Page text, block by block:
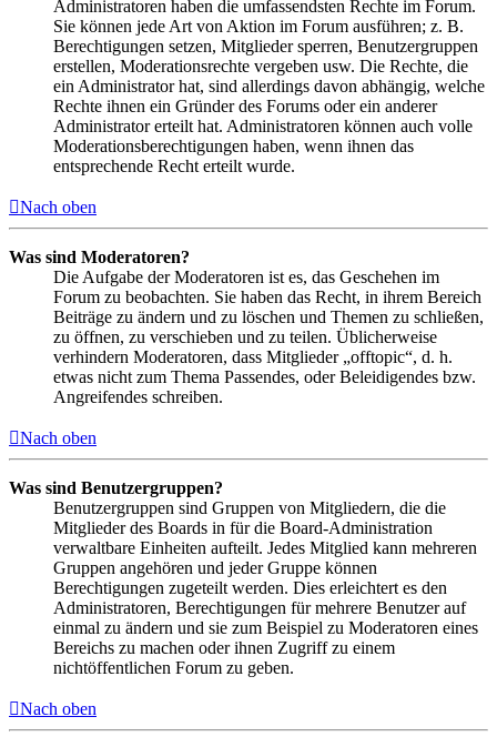
Administratoren haben die umfassendsten Rechte im Forum.
Sie können jede Art von Aktion im Forum ausführen; z. B.
Berechtigungen setzen, Mitglieder sperren, Benutzergruppen
erstellen, Moderationsrechte vergeben usw. Die Rechte, die
ein Administrator hat, sind allerdings davon abhängig, welche
Rechte ihnen ein Gründer des Forums oder ein anderer
Administrator erteilt hat. Administratoren können auch volle
Moderationsberechtigungen haben, wenn ihnen das
entsprechende Recht erteilt wurde.
Nach oben
Was sind Moderatoren?
Die Aufgabe der Moderatoren ist es, das Geschehen im
Forum zu beobachten. Sie haben das Recht, in ihrem Bereich
Beiträge zu ändern und zu löschen und Themen zu schließen,
zu öffnen, zu verschieben und zu teilen. Üblicherweise
verhindern Moderatoren, dass Mitglieder „offtopic“, d. h.
etwas nicht zum Thema Passendes, oder Beleidigendes bzw.
Angreifendes schreiben.
Nach oben
Was sind Benutzergruppen?
Benutzergruppen sind Gruppen von Mitgliedern, die die
Mitglieder des Boards in für die Board-Administration
verwaltbare Einheiten aufteilt. Jedes Mitglied kann mehreren
Gruppen angehören und jeder Gruppe können
Berechtigungen zugeteilt werden. Dies erleichtert es den
Administratoren, Berechtigungen für mehrere Benutzer auf
einmal zu ändern und sie zum Beispiel zu Moderatoren eines
Bereichs zu machen oder ihnen Zugriff zu einem
nichtöffentlichen Forum zu geben.
Nach oben